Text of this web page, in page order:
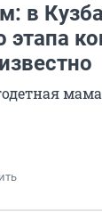
в
этапа
мама